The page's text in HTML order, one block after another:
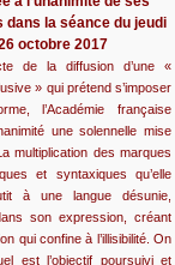
dans la séance du jeudi
octobre 2017
de la diffusion d’une «
» qui prétend s’imposer
l’Académie française
une solennelle mise
multiplication des marques
et syntaxiques qu’elle
à une langue désunie,
son expression, créant
qui confine à l’illisibilité. On
est l’objectif poursuivi et